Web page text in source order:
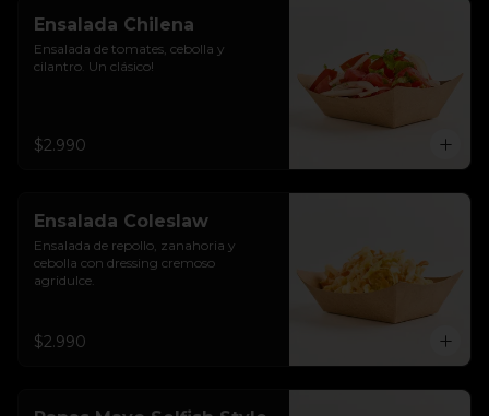
Ensalada Chilena
Ensalada de tomates, cebolla y
cilantro. Un clásico!
$2.990
Ensalada Coleslaw
Ensalada de repollo, zanahoria y
cebolla con dressing cremoso
agridulce.
$2.990